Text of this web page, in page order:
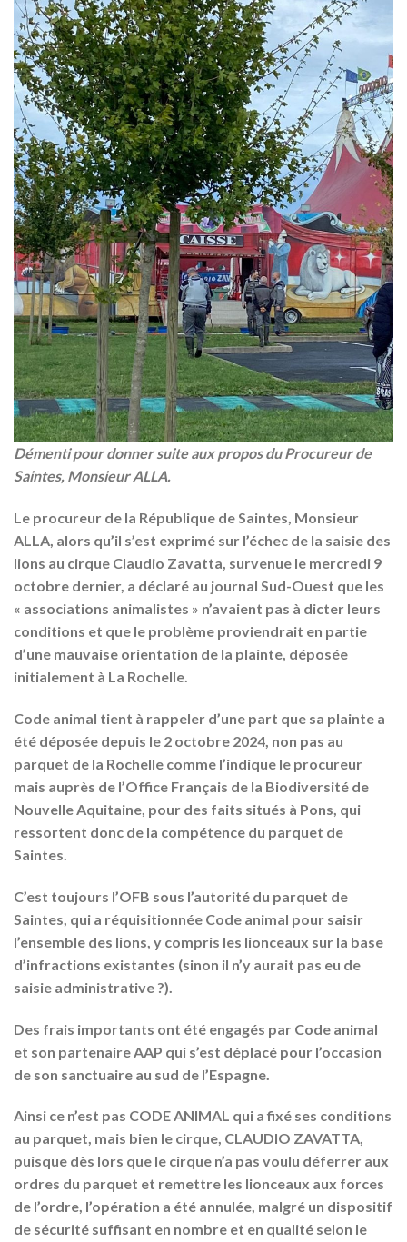
Démenti pour donner suite aux propos du Procureur de
Saintes, Monsieur ALLA.
Le procureur de la République de Saintes, Monsieur
ALLA, alors qu’il s’est exprimé sur l’échec de la saisie des
lions au cirque Claudio Zavatta, survenue le mercredi 9
octobre dernier, a déclaré au journal Sud-Ouest que les
« associations animalistes » n’avaient pas à dicter leurs
conditions et que le problème proviendrait en partie
d’une mauvaise orientation de la plainte, déposée
initialement à La Rochelle.
Code animal tient à rappeler d’une part que sa plainte a
été déposée depuis le 2 octobre 2024, non pas au
parquet de la Rochelle comme l’indique le procureur
mais auprès de l’Office Français de la Biodiversité de
Nouvelle Aquitaine, pour des faits situés à Pons, qui
ressortent donc de la compétence du parquet de
Saintes.
C’est toujours l’OFB sous l’autorité du parquet de
Saintes, qui a réquisitionnée Code animal pour saisir
l’ensemble des lions, y compris les lionceaux sur la base
d’infractions existantes (sinon il n’y aurait pas eu de
saisie administrative ?).
Des frais importants ont été engagés par Code animal
et son partenaire AAP qui s’est déplacé pour l’occasion
de son sanctuaire au sud de l’Espagne.
Ainsi ce n’est pas CODE ANIMAL qui a fixé ses conditions
au parquet, mais bien le cirque, CLAUDIO ZAVATTA,
puisque dès lors que le cirque n’a pas voulu déferrer aux
ordres du parquet et remettre les lionceaux aux forces
de l’ordre, l’opération a été annulée, malgré un dispositif
de sécurité suffisant en nombre et en qualité selon le